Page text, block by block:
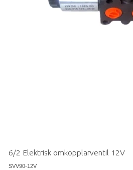
6/2 Elektrisk omkopplarventil 12V
SVV90-12V